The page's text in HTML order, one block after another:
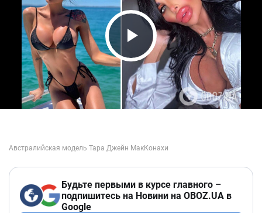
Play Video
Будьте первыми в курсе главного –
подпишитесь на Новини на OBOZ.UA в
Google